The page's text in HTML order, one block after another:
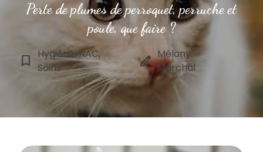
Perte de plumes de perroquet, perruche et
poule, que faire ?
bookmark_border
Hygiène, NAC,
Soins
edit Mélany
Marchal